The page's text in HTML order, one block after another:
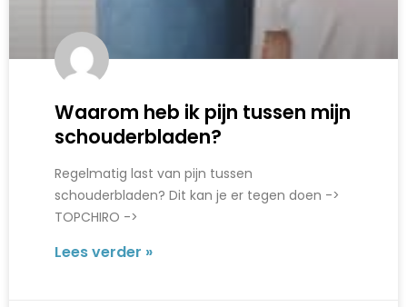
Waarom heb ik pijn tussen mijn
schouderbladen?
Regelmatig last van pijn tussen
schouderbladen? Dit kan je er tegen doen ->
TOPCHIRO ->
Lees verder »